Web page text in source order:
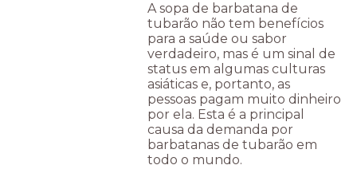
A sopa de barbatana de
tubarão não tem benefícios
para a saúde ou sabor
verdadeiro, mas é um sinal de
status em algumas culturas
asiáticas e, portanto, as
pessoas pagam muito dinheiro
por ela. Esta é a principal
causa da demanda por
barbatanas de tubarão em
todo o mundo.